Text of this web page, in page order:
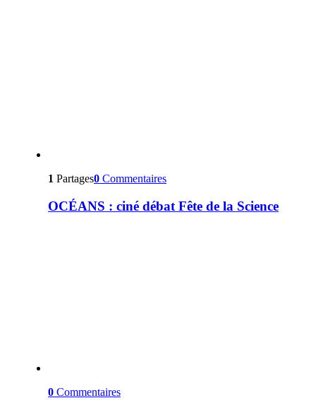
1 Partages0 Commentaires
OCÉANS : ciné débat Fête de la Science
0 Commentaires